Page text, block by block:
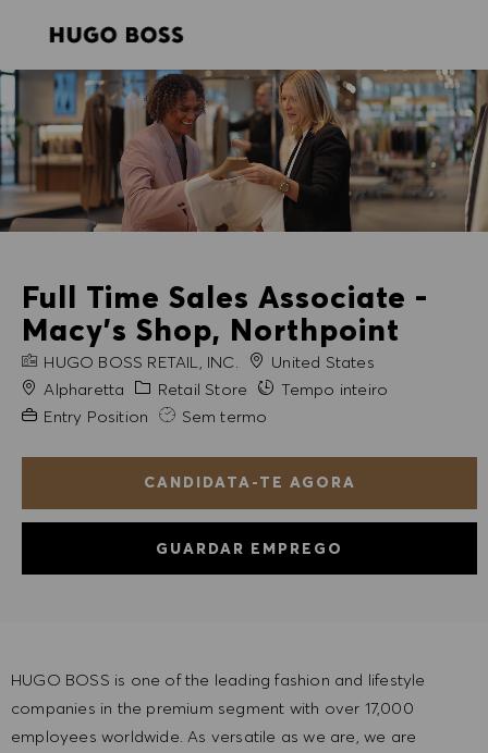
Full Time Sales Associate -
Macy's Shop, Northpoint
NOME DA EMPRESA
HUGO BOSS RETAIL, INC.
United States
Cidade
Alpharetta Categoria
Retail Store
Tempo inteiro
Experiência exigida
Entry Position Sem termo
CANDIDATA-TE AGORA
GUARDAR EMPREGO
HUGO BOSS is one of the leading fashion and lifestyle
companies in the premium segment with over 17,000
employees worldwide. As versatile as we are, we are